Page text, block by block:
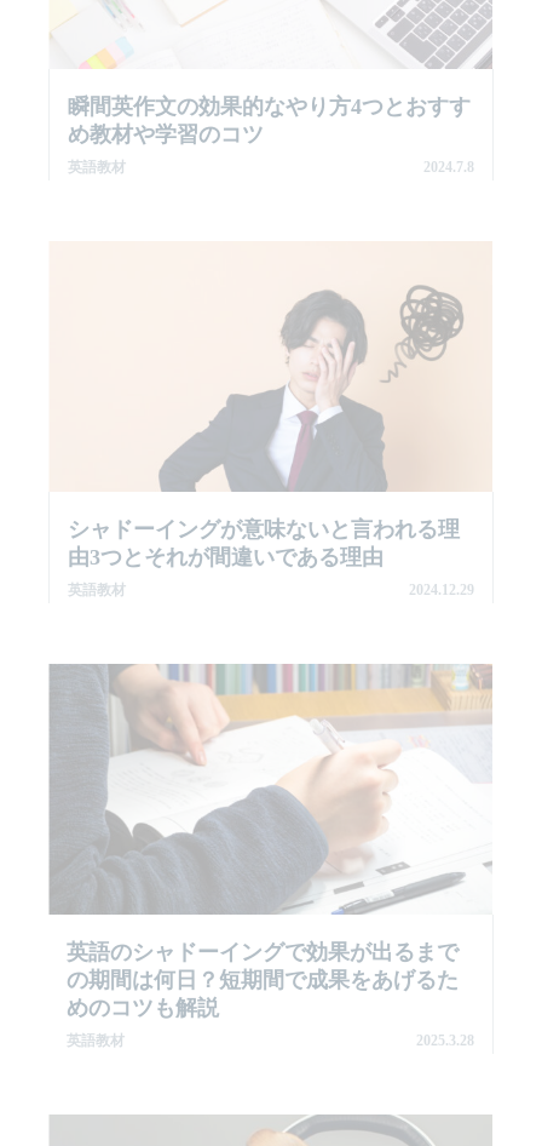
瞬間英作文の効果的なやり方4つとおすす
め教材や学習のコツ
英語教材 2024.7.8
シャドーイングが意味ないと言われる理
由3つとそれが間違いである理由
英語教材 2024.12.29
英語のシャドーイングで効果が出るまで
の期間は何日？短期間で成果をあげるた
めのコツも解説
英語教材 2025.3.28